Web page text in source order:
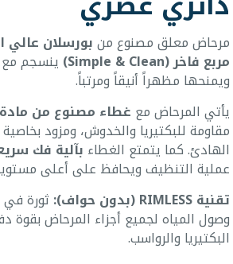
مرحاض معلق مصنوع منبورسلان عالي
مربع فاخر (Simple & Clean) ينسجم مع
ويمنحها مظهراً أنيقاً ومرتباً.
يأتي المرحاض مع غطاء مصنوع من مادة UF عالية الصلابة
مقاومة للبكتيريا والخدوش، ومزود بخاصية
الهادئ. كما يتمتع الغطاء بآلية فك
عملية التنظيف ويحافظ على أعلى
تقنية RIMLESS (بدون حواف):
ثورة
وصول المياه لجميع أجزاء المرحاض بقوة
البكتيريا والرواسب.